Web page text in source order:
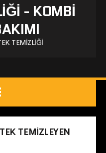
- KOMBI
TEMIZLIĞI
TEMIZLEYEN